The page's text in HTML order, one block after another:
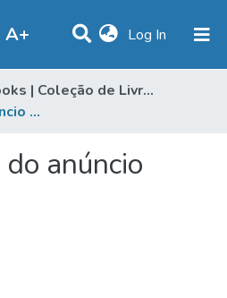
A+ Log In (current)
Ebooks | Coleção de Livros
A linguagem do anúncio publicitário
anúncio